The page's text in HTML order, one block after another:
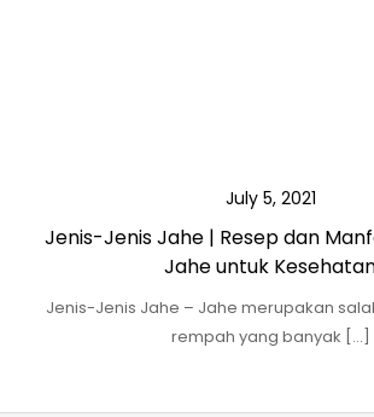
July 5, 2021
Jenis-Jenis Jahe | Resep dan
Jahe untuk
Jenis-Jenis Jahe – Jahe merupakan
rempah yang banyak […]